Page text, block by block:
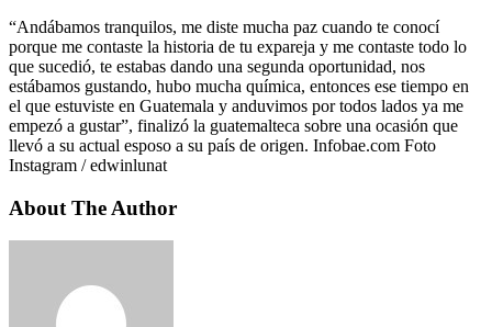
“Andábamos tranquilos, me diste mucha paz cuando te conocí
porque me contaste la historia de tu expareja y me contaste todo lo
que sucedió, te estabas dando una segunda oportunidad, nos
estábamos gustando, hubo mucha química, entonces ese tiempo en
el que estuviste en Guatemala y anduvimos por todos lados ya me
empezó a gustar”, finalizó la guatemalteca sobre una ocasión que
llevó a su actual esposo a su país de origen. Infobae.com Foto
Instagram / edwinlunat
About The Author